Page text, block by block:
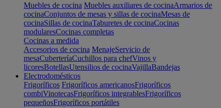
Muebles de cocina Muebles auxiliares de cocinaArmarios de
cocinaConjuntos de mesas y sillas de cocinaMesas de
cocinaSillas de cocinaTaburetes de cocinaCocinas
modularesCocinas completas
Cocinas a medida
Accesorios de cocina MenajeServicio de
mesaCuberteríaCuchillos para chefVinos y
licoresBotellasUtensilios de cocinaVajillaBandejas
Electrodomésticos
Frigoríficos Frigoríficos americanosFrigoríficos
combiVinotecasFrigoríficos integrablesFrigoríficos
pequeñosFrigoríficos portátiles